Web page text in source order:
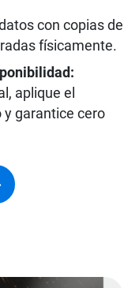
con copias de
físicamente.
aplique el
y garantice cero